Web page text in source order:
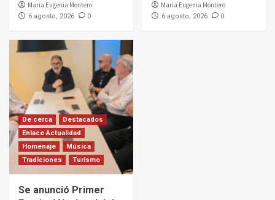
Maria Eugenia Montero
6 agosto, 2026 0
Maria Eugenia Montero
6 agosto, 2026 0
De cerca
Destacados
Enlace Actualidad
Homenaje
Música
Tradiciones
Turismo
Se anunció Primer